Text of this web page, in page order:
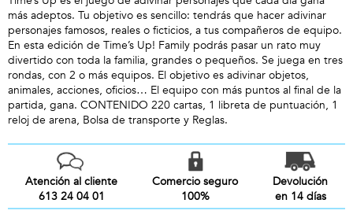
más adeptos. Tu objetivo es sencillo: tendrás que hacer adivinar
personajes famosos, reales o ficticios, a tus compañeros de equipo.
En esta edición de Time’s Up! Family podrás pasar un rato muy
divertido con toda la familia, grandes o pequeños. Se juega en tres
rondas, con 2 o más equipos. El objetivo es adivinar objetos,
animales, acciones, oficios… El equipo con más puntos al final de la
partida, gana. CONTENIDO 220 cartas, 1 libreta de puntuación, 1
reloj de arena, Bolsa de transporte y Reglas.
Atención al cliente
613 24 04 01
Comercio seguro
100%
Devolución
en 14 días